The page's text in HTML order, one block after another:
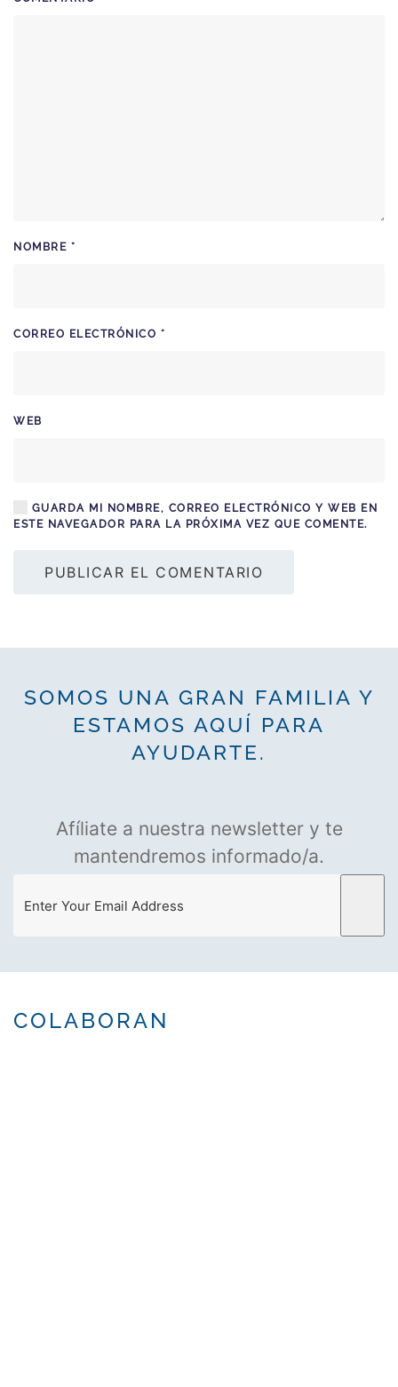
NOMBRE *
CORREO ELECTRÓNICO *
WEB
GUARDA MI NOMBRE, CORREO ELECTRÓNICO Y WEB EN
ESTE NAVEGADOR PARA LA PRÓXIMA VEZ QUE COMENTE.
PUBLICAR EL COMENTARIO
SOMOS UNA GRAN FAMILIA Y
ESTAMOS AQUÍ PARA
AYUDARTE.
Afíliate a nuestra newsletter y te
mantendremos informado/a.
COLABORAN